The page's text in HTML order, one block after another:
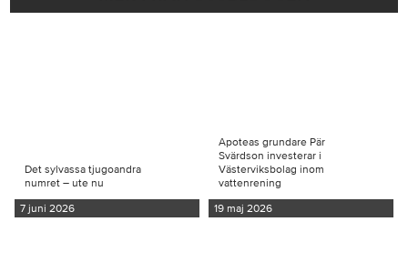
Det sylvassa tjugoandra
numret – ute nu
7 juni 2026
Apoteas grundare Pär
Svärdson investerar i
Västerviksbolag inom
vattenrening
19 maj 2026